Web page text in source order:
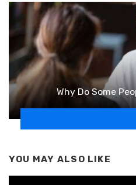
Why Do Some
YOU MAY ALSO LIKE